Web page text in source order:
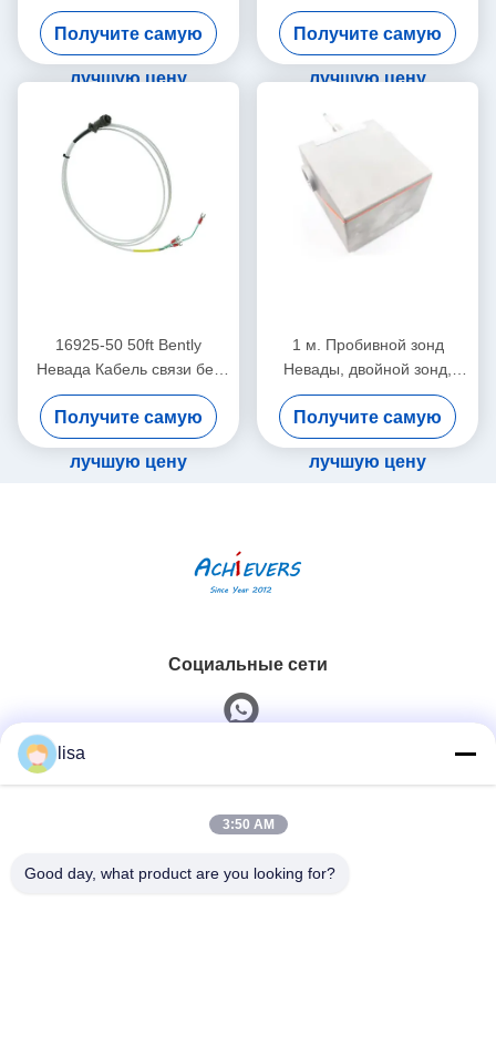
соединительный кабель
Получите самую
лучшую цену
Cable с броней -15 - C
Получите самую
лучшую цену
16925-50 50ft Bently
Невада Кабель связи без
брони
Получите самую
лучшую цену
1 м. Пробивной зонд
Невады, двойной зонд,
вибрационный датчик
26530-12-10-00-000-309-
00-03-01
Получите самую
лучшую цену
Социальные сети
0086-13828861501
lisa
3:50 AM
Good day, what product are you looking for?